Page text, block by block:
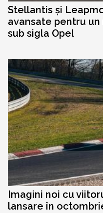
Stellantis și
avansate pentru
sub sigla Opel
Imagini noi cu
lansare în